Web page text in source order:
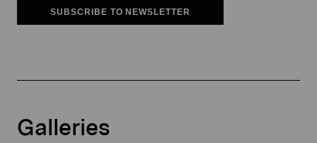
SUBSCRIBE TO NEWSLETTER
Galleries